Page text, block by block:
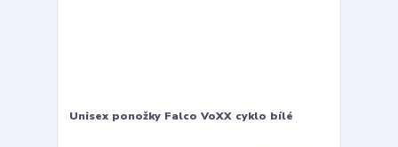
Unisex ponožky Falco VoXX cyklo bílé